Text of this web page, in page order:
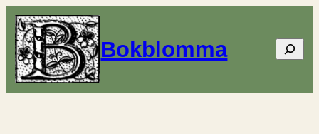
Bokblomma Sök